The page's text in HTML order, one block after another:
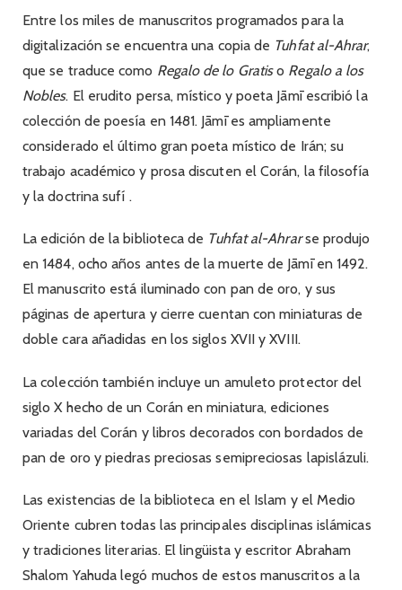
Entre los miles de manuscritos programados para la
digitalización se encuentra una copia de Tuhfat al-Ahrar,
que se traduce como Regalo de lo Gratiso Regalo a los
Nobles. El erudito persa, místico y poeta Jāmī escribió la
colección de poesía en 1481. Jāmī es ampliamente
considerado el último gran poeta místico de Irán; su
trabajo académico y prosa discuten el Corán, la filosofía
y la doctrina sufí .
La edición de la biblioteca de Tuhfat al-Ahrarse produjo
en 1484, ocho años antes de la muerte de Jāmī en 1492.
El manuscrito está iluminado con pan de oro, y sus
páginas de apertura y cierre cuentan con miniaturas de
doble cara añadidas en los siglos XVII y XVIII.
La colección también incluye un amuleto protector del
siglo X hecho de un Corán en miniatura, ediciones
variadas del Corán y libros decorados con bordados de
pan de oro y piedras preciosas semipreciosas lapislázuli.
Las existencias de la biblioteca en el Islam y el Medio
Oriente cubren todas las principales disciplinas islámicas
y tradiciones literarias. El lingüista y escritor Abraham
Shalom Yahuda legó muchos de estos manuscritos a la